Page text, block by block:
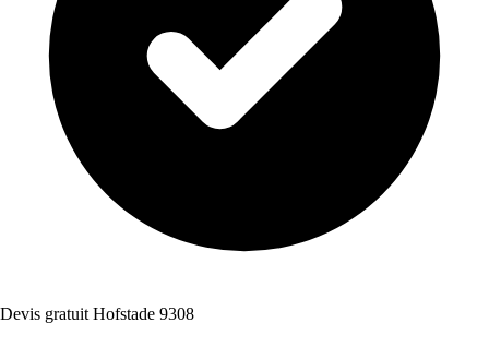
Devis gratuit Hofstade 9308